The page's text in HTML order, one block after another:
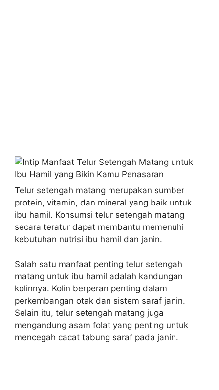
Telur setengah matang merupakan sumber
protein, vitamin, dan mineral yang baik untuk
ibu hamil. Konsumsi telur setengah matang
secara teratur dapat membantu memenuhi
kebutuhan nutrisi ibu hamil dan janin.
Salah satu manfaat penting telur setengah
matang untuk ibu hamil adalah kandungan
kolinnya. Kolin berperan penting dalam
perkembangan otak dan sistem saraf janin.
Selain itu, telur setengah matang juga
mengandung asam folat yang penting untuk
mencegah cacat tabung saraf pada janin.